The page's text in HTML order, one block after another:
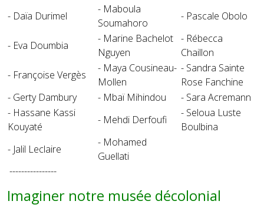
- Daïa Durimel
- Maboula
Soumahoro
- Pascale Obolo
- Eva Doumbia
- Marine Bachelot
Nguyen
- Rébecca
Chaillon
- Françoise Vergès
- Maya Cousineau-
Mollen
- Sandra Sainte
Rose Fanchine
- Gerty Dambury
- Mbaï Mihindou
- Sara Acremann
- Hassane Kassi
Kouyaté
- Mehdi Derfoufi
- Seloua Luste
Boulbina
- Jalil Leclaire
- Mohamed
Guellati
----------------
Imaginer notre musée décolonial